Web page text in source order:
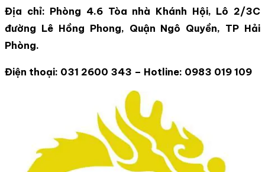
Địa chỉ: Phòng 4.6 Tòa nhà Khánh Hội, Lô 2/3C
đường Lê Hồng Phong, Quận Ngô Quyền, TP Hải
Phòng.
Điện thoại: 031 2600 343 – Hotline: 0983 019 109